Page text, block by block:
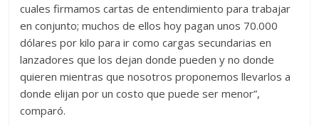
cuales firmamos cartas de entendimiento para trabajar
en conjunto; muchos de ellos hoy pagan unos 70.000
dólares por kilo para ir como cargas secundarias en
lanzadores que los dejan donde pueden y no donde
quieren mientras que nosotros proponemos llevarlos a
donde elijan por un costo que puede ser menor”,
comparó.